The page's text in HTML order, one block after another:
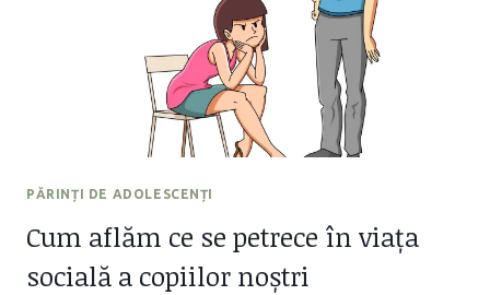
PĂRINȚI DE ADOLESCENȚI
Cum aflăm ce se petrece în viața
socială a copiilor noștri